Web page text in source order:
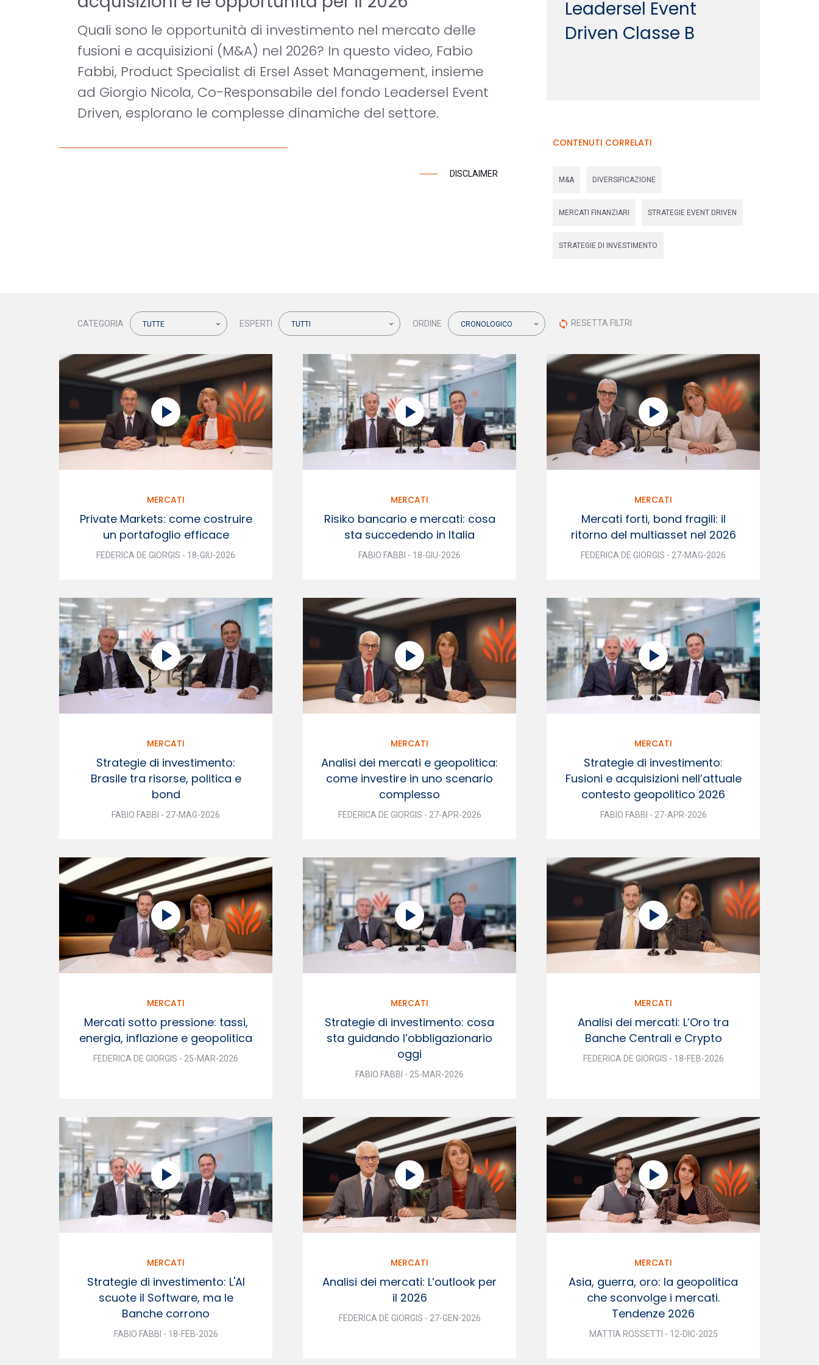
Quali sono le opportunità di investimento nel mercato delle
fusioni e acquisizioni (M&A) nel 2026? In questo video, Fabio
Fabbi, Product Specialist di Ersel Asset Management, insieme
ad Giorgio Nicola, Co-Responsabile del fondo Leadersel Event
Driven, esplorano le complesse dinamiche del settore.
DISCLAIMER
Leadersel Event
Driven Classe B
CONTENUTI CORRELATI
M&A DIVERSIFICAZIONE
MERCATI FINANZIARI STRATEGIE EVENT DRIVEN
STRATEGIE DI INVESTIMENTO
CATEGORIA TUTTE ESPERTI TUTTI ORDINE CRONOLOGICO sync RESETTA FILTRI
MERCATI
Private Markets: come costruire
un portafoglio efficace
FEDERICA DE GIORGIS - 18-GIU-2026
MERCATI
Risiko bancario e mercati: cosa
sta succedendo in Italia
FABIO FABBI - 18-GIU-2026
MERCATI
Mercati forti, bond fragili: il
ritorno del multiasset nel 2026
FEDERICA DE GIORGIS - 27-MAG-2026
MERCATI
Strategie di investimento:
Brasile tra risorse, politica e
bond
FABIO FABBI - 27-MAG-2026
MERCATI
Analisi dei mercati e geopolitica:
come investire in uno scenario
complesso
FEDERICA DE GIORGIS - 27-APR-2026
MERCATI
Strategie di investimento:
Fusioni e acquisizioni nell’attuale
contesto geopolitico 2026
FABIO FABBI - 27-APR-2026
MERCATI
Mercati sotto pressione: tassi,
energia, inflazione e geopolitica
FEDERICA DE GIORGIS - 25-MAR-2026
MERCATI
Strategie di investimento: cosa
sta guidando l’obbligazionario
oggi
FABIO FABBI - 25-MAR-2026
MERCATI
Analisi dei mercati: L’Oro tra
Banche Centrali e Crypto
FEDERICA DE GIORGIS - 18-FEB-2026
MERCATI
Strategie di investimento: L'AI
scuote il Software, ma le
Banche corrono
FABIO FABBI - 18-FEB-2026
MERCATI
Analisi dei mercati: L’outlook per
il 2026
FEDERICA DE GIORGIS - 27-GEN-2026
MERCATI
Asia, guerra, oro: la geopolitica
che sconvolge i mercati.
Tendenze 2026
MATTIA ROSSETTI - 12-DIC-2025